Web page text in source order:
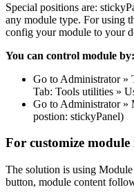
Special positions are:
any module type. For using
config your module to your
You can control module by:
Go to Administrator »
Tab: Tools utilities »
Go to Administrator »
postion: stickyPanel)
For customize
The solution is using
button, module content